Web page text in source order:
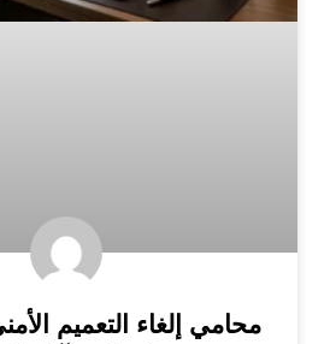
محامي إلغاء التعميم